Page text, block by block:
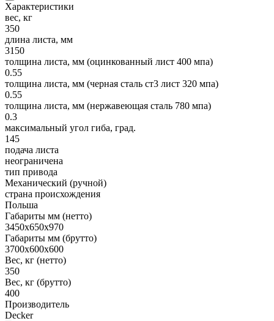
Характеристики
вес, кг
350
длина листа, мм
3150
толщина листа, мм (оцинкованный лист 400 мпа)
0.55
толщина листа, мм (черная сталь ст3 лист 320 мпа)
0.55
толщина листа, мм (нержавеющая сталь 780 мпа)
0.3
максимальный угол гиба, град.
145
подача листа
неограничена
тип привода
Механический (ручной)
страна происхождения
Польша
Габариты мм (нетто)
3450x650x970
Габариты мм (брутто)
3700х600х600
Вес, кг (нетто)
350
Вес, кг (брутто)
400
Производитель
Decker